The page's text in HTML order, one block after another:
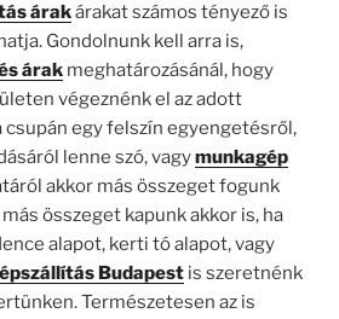
árakárakat számos tényező is
Gondolnunk kell arra is,
árak meghatározásánál, hogy
végeznénk el az adott
egy felszín egyengetésről,
lenne szó, vagymunkagép
akkor más összeget fogunk
összeget kapunk akkor is, ha
alapot, kerti tó alapot, vagy
Budapestis szeretnénk
Természetesen az is